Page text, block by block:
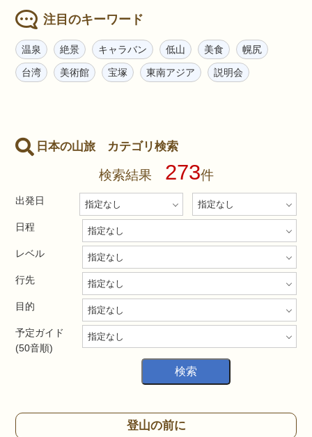
注目のキーワード
温泉 絶景 キャラバン 低山 美食 幌尻
台湾 美術館 宝塚 東南アジア 説明会
日本の山旅 カテゴリ検索
検索結果 273件
出発日
日程
レベル
行先
目的
予定ガイド
(50音順)
登山の前に